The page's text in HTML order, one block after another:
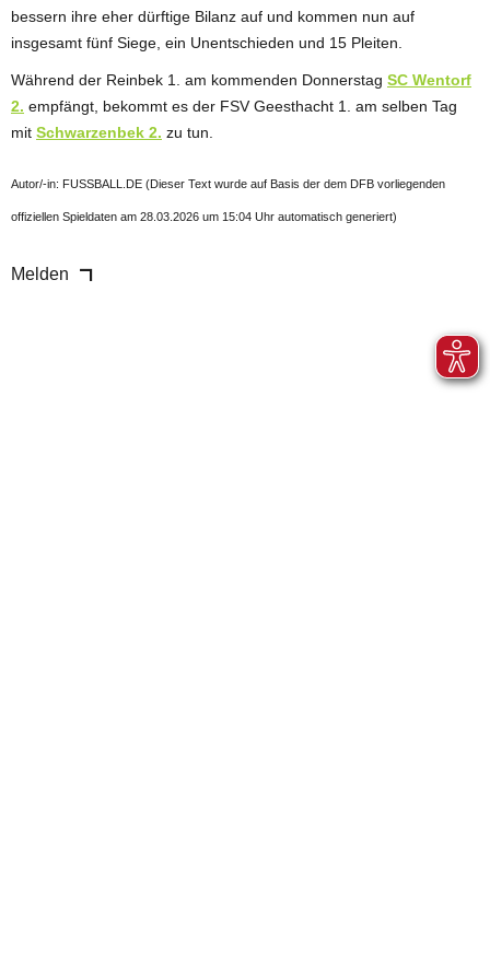
bessern ihre eher dürftige Bilanz auf und kommen nun auf
insgesamt fünf Siege, ein Unentschieden und 15 Pleiten.
Während der Reinbek 1. am kommenden Donnerstag SC Wentorf
2. empfängt, bekommt es der FSV Geesthacht 1. am selben Tag
mit Schwarzenbek 2. zu tun.
Autor/-in: FUSSBALL.DE (Dieser Text wurde auf Basis der dem DFB vorliegenden
offiziellen Spieldaten am 28.03.2026 um 15:04 Uhr automatisch generiert)
Melden